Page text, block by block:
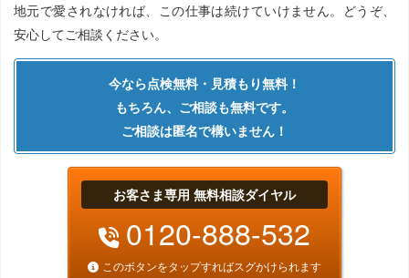
地元で愛されなければ、この仕事は続けていけません。どうぞ、
安心してご相談ください。
今なら点検無料・見積もり無料！
もちろん、ご相談も無料です。
ご相談は匿名で構いません！
お客さま専用 無料相談ダイヤル
0120-888-532
このボタンをタップすればスグかけられます